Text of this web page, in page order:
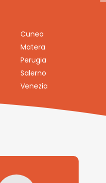
Cuneo
Matera
Perugia
Salerno
Venezia